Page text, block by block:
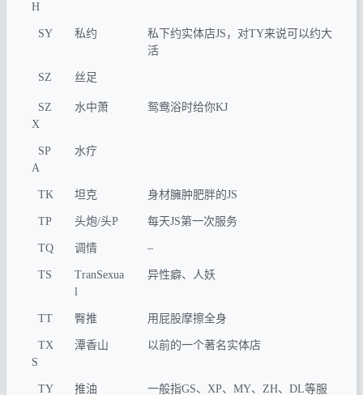
H
SY 私约
私下约实体店JS，对TY来说可以约大
活
SZ 丝足
SZ
X
水中萧 鸳鸯浴时给你KJ
SP
A
水疗
TK 坦克 身材臃肿肥胖的JS
TP 头炮/头P 每天JS第一次服务
TQ 调情 –
TS
TranSexua
l
异性癖、人妖
TT 臀推 用屁股摩擦全身
TX
S
潭香山 以前的一个著名实体店
TY 推油
一般指GS、XP、MY、ZH、DL等服